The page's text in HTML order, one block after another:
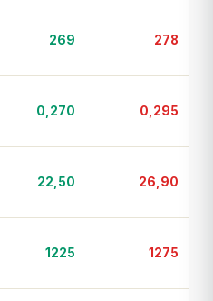
269 278
0,270 0,295
22,50 26,90
1225 1275